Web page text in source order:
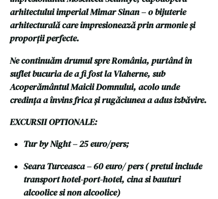
arhitectului imperial Mimar Sinan – o bijuterie
arhitecturală care impresionează prin armonie și
proporții perfecte.
Ne continuăm drumul spre România, purtând în
suflet bucuria de a fi fost la Vlaherne, sub
Acoperământul Maicii Domnului, acolo unde
credința a învins frica și rugăciunea a adus izbăvire.
EXCURSII OPTIONALE:
Tur by Night – 25 euro/pers;
Seara Turceasca – 60 euro/ pers ( pretul include
transport hotel-port-hotel, cina si bauturi
alcoolice si non alcoolice)